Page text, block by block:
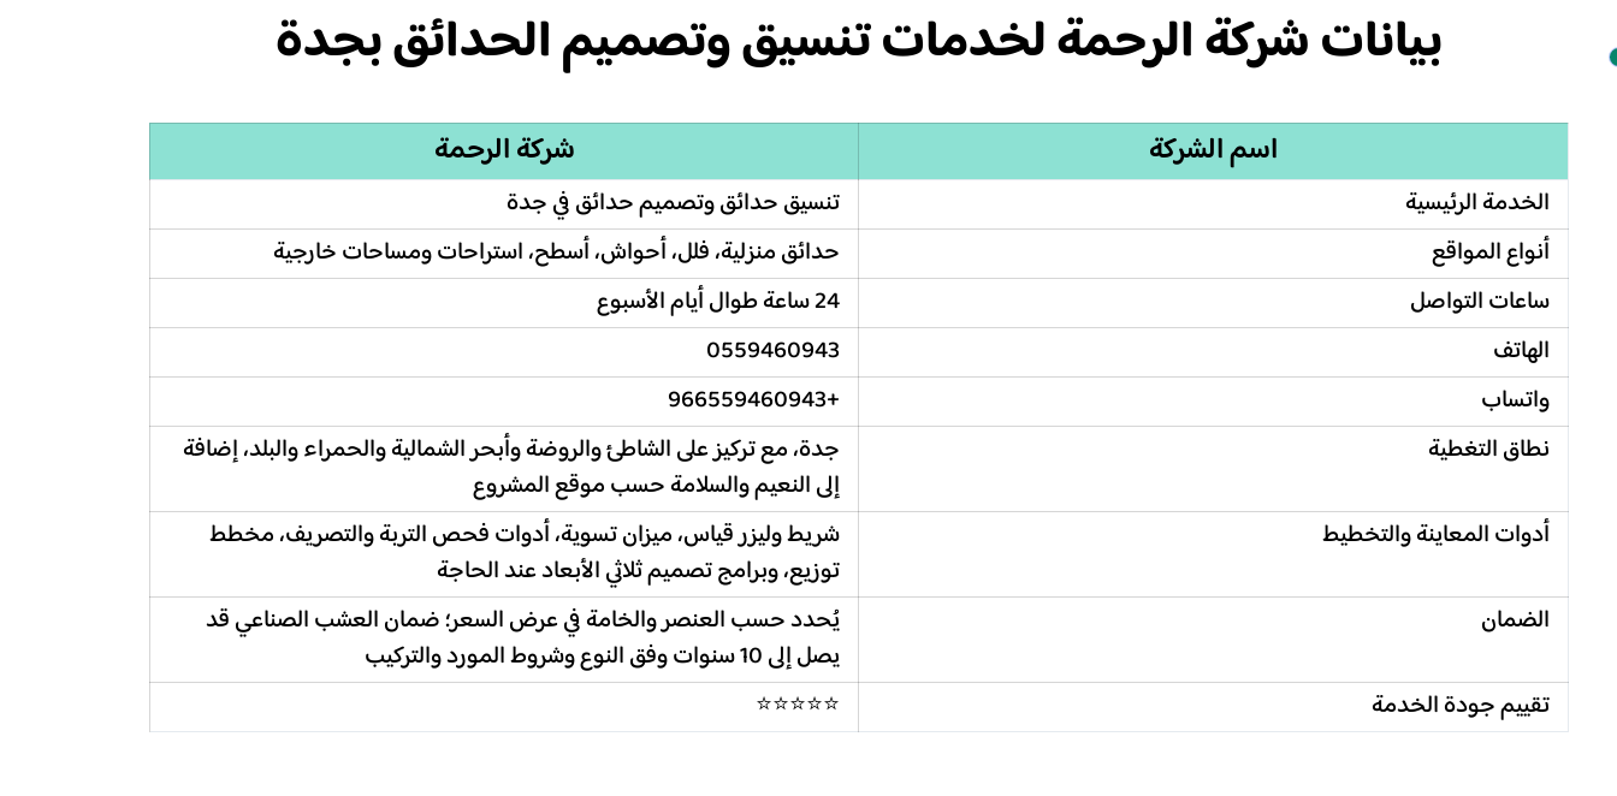
بيانات شركة الرحمة لخدمات تنسيق وتصميم الحدائق بجدة
اسم الشركة شركة الرحمة
الخدمة الرئيسية
تنسيق حدائق وتصميم حدائق في جدة
أنواع المواقع
حدائق منزلية، فلل، أحواش، أسطح، استراحات ومساحات خارجية
ساعات التواصل
24 ساعة طوال أيام الأسبوع
الهاتف
0559460943
واتساب
+966559460943
نطاق التغطية
جدة، مع تركيز على الشاطئ والروضة وأبحر الشمالية والحمراء والبلد، إضافة
إلى النعيم والسلامة حسب موقع المشروع
أدوات المعاينة والتخطيط
شريط وليزر قياس، ميزان تسوية، أدوات فحص التربة والتصريف، مخطط
توزيع، وبرامج تصميم ثلاثي الأبعاد عند الحاجة
الضمان
يُحدد حسب العنصر والخامة في عرض السعر؛ ضمان العشب الصناعي قد
يصل إلى 10 سنوات وفق النوع وشروط المورد والتركيب
تقييم جودة الخدمة
⭐⭐⭐⭐⭐